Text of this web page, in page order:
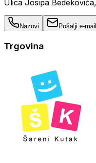
Ulica Josipa
Nazovi Pošalji e-mail
Trgovina